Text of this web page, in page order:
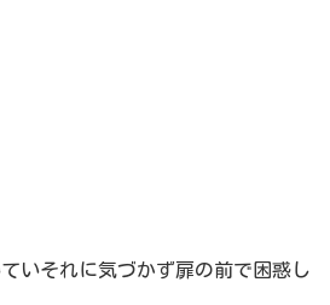
いそれに気づかず扉の前で困惑し